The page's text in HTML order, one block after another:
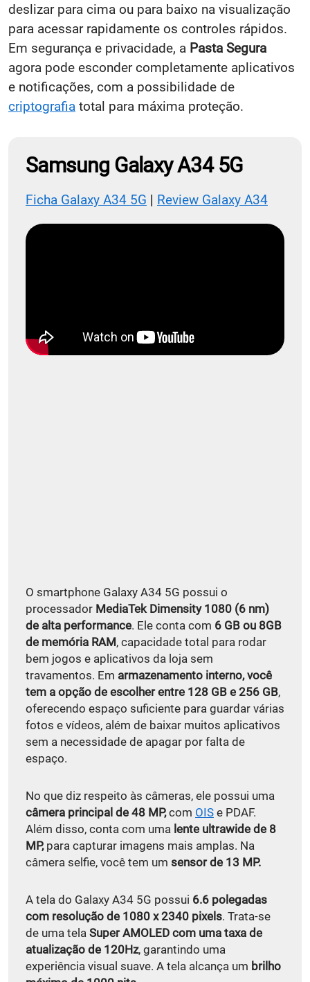
deslizar para cima ou para baixo na visualização
para acessar rapidamente os controles rápidos.
Em segurança e privacidade, a Pasta Segura
agora pode esconder completamente aplicativos
e notificações, com a possibilidade de
criptografia total para máxima proteção.
Samsung Galaxy A34 5G
Ficha Galaxy A34 5G | Review Galaxy A34
O smartphone Galaxy A34 5G possui o
processador MediaTek Dimensity 1080 (6 nm)
de alta performance. Ele conta com 6 GB ou 8GB
de memória RAM, capacidade total para rodar
bem jogos e aplicativos da loja sem
travamentos. Em armazenamento interno, você
tem a opção de escolher entre 128 GB e 256 GB,
oferecendo espaço suficiente para guardar várias
fotos e vídeos, além de baixar muitos aplicativos
sem a necessidade de apagar por falta de
espaço.
No que diz respeito às câmeras, ele possui uma
câmera principal de 48 MP,com OIS e PDAF.
Além disso, conta com uma lente ultrawide de 8
MP,para capturar imagens mais amplas. Na
câmera selfie, você tem um sensor de 13 MP.
A tela do Galaxy A34 5G possui 6.6 polegadas
com resolução de 1080 x 2340 pixels. Trata-se
de uma tela Super AMOLED com uma taxa de
atualização de 120Hz, garantindo uma
experiência visual suave. A tela alcança um brilho